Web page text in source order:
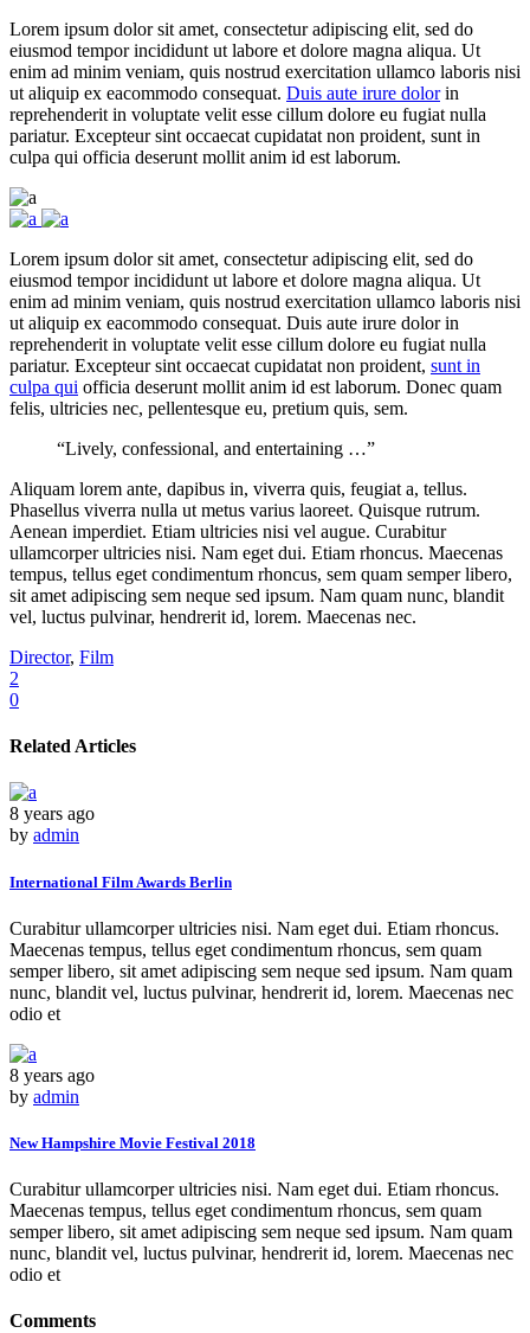
Lorem ipsum dolor sit amet, consectetur adipiscing elit, sed do
eiusmod tempor incididunt ut labore et dolore magna aliqua. Ut
enim ad minim veniam, quis nostrud exercitation ullamco laboris nisi
ut aliquip ex eacommodo consequat. Duis aute irure dolorin
reprehenderit in voluptate velit esse cillum dolore eu fugiat nulla
pariatur. Excepteur sint occaecat cupidatat non proident, sunt in
culpa qui officia deserunt mollit anim id est laborum.
Lorem ipsum dolor sit amet, consectetur adipiscing elit, sed do
eiusmod tempor incididunt ut labore et dolore magna aliqua. Ut
enim ad minim veniam, quis nostrud exercitation ullamco laboris nisi
ut aliquip ex eacommodo consequat. Duis aute irure dolor in
reprehenderit in voluptate velit esse cillum dolore eu fugiat nulla
pariatur. Excepteur sint occaecat cupidatat non proident, sunt in
culpa qui officia deserunt mollit anim id est laborum. Donec quam
felis, ultricies nec, pellentesque eu, pretium quis, sem.
“Lively, confessional, and entertaining …”
Aliquam lorem ante, dapibus in, viverra quis, feugiat a, tellus.
Phasellus viverra nulla ut metus varius laoreet. Quisque rutrum.
Aenean imperdiet. Etiam ultricies nisi vel augue. Curabitur
ullamcorper ultricies nisi. Nam eget dui. Etiam rhoncus. Maecenas
tempus, tellus eget condimentum rhoncus, sem quam semper libero,
sit amet adipiscing sem neque sed ipsum. Nam quam nunc, blandit
vel, luctus pulvinar, hendrerit id, lorem. Maecenas nec.
Director, Film
2
0
Related Articles
8 years ago
by admin
International Film Awards Berlin
Curabitur ullamcorper ultricies nisi. Nam eget dui. Etiam rhoncus.
Maecenas tempus, tellus eget condimentum rhoncus, sem quam
semper libero, sit amet adipiscing sem neque sed ipsum. Nam quam
nunc, blandit vel, luctus pulvinar, hendrerit id, lorem. Maecenas nec
odio et
8 years ago
by admin
New Hampshire Movie Festival 2018
Curabitur ullamcorper ultricies nisi. Nam eget dui. Etiam rhoncus.
Maecenas tempus, tellus eget condimentum rhoncus, sem quam
semper libero, sit amet adipiscing sem neque sed ipsum. Nam quam
nunc, blandit vel, luctus pulvinar, hendrerit id, lorem. Maecenas nec
odio et
Comments